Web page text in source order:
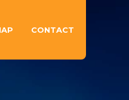
CONTACT